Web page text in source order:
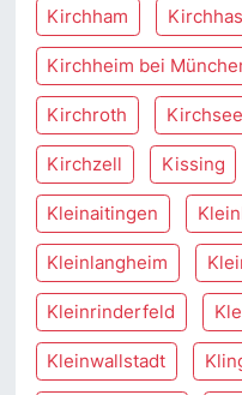
Kirchham
Kirchheim bei
Kirchroth
Kirchzell Kissing
Kleinaitingen
Kleinlangheim
Kleinrinderfeld
Kleinwallstadt